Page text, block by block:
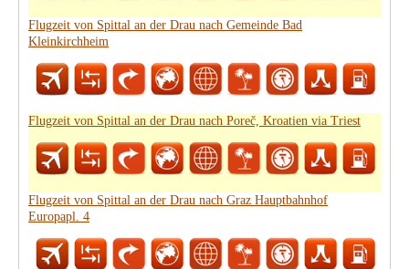
Flugzeit von Spittal an der Drau nach Gemeinde Bad
Kleinkirchheim
Flugzeit von Spittal an der Drau nach Poreč, Kroatien via Triest
Flugzeit von Spittal an der Drau nach Graz Hauptbahnhof
Europapl. 4